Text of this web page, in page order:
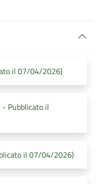
il 07/04/2026)
Pubblicato il
il 07/04/2026)